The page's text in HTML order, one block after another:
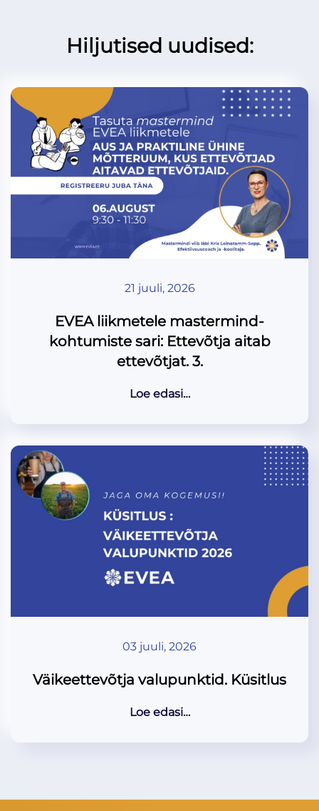
Hiljutised uudised:
21 juuli, 2026
EVEA liikmetele mastermind-
kohtumiste sari: Ettevõtja aitab
ettevõtjat. 3.
Loe edasi…
03 juuli, 2026
Väikeettevõtja valupunktid. Küsitlus
Loe edasi…